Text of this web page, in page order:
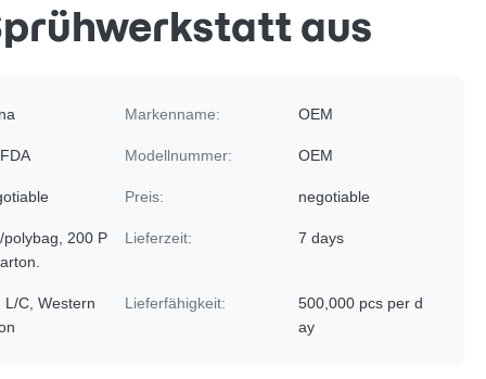
aus
Markenname: OEM
Modellnummer: OEM
Preis: negotiable
polybag, 200 P
Lieferzeit: 7 days
L/C, Western
Lieferfähigkeit:
500,000 pcs per d
ay